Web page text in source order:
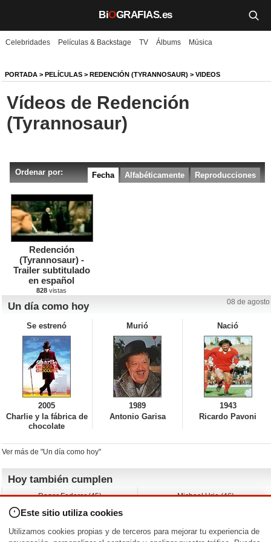
BiOGRAFIAS.es
Biografías
Películas
TV
Música
Galerías
Noticias
Iniciar sesión
Celebridades Películas & Backstage TV Álbums Música
PORTADA > PELÍCULAS > REDENCIÓN (TYRANNOSAUR) > VIDEOS
Vídeos de Redención
(Tyrannosaur)
Ordenar por: Reproducciones
Alfabéticamente
Fecha
Redención
(Tyrannosaur) -
Trailer subtitulado
en español
828 vistas
Un día como hoy 08 de agosto
Se estrenó
2005
Charlie y la fábrica de
chocolate
Murió
1989
Antonio Garisa
Nació
1943
Ricardo Pavoni
Ver más de "Un día como hoy"
Hoy también cumplen
Roger Federer (45)
Dustin Hoffman (89)
Martin Brest (75)
Adam Roarke (89)
Michael Urie (46)
Jimmy Jean-Louis (58)
Ken Baumann (37)
Este sitio utiliza cookies
Utilizamos cookies propias y de terceros para mejorar tu experiencia de